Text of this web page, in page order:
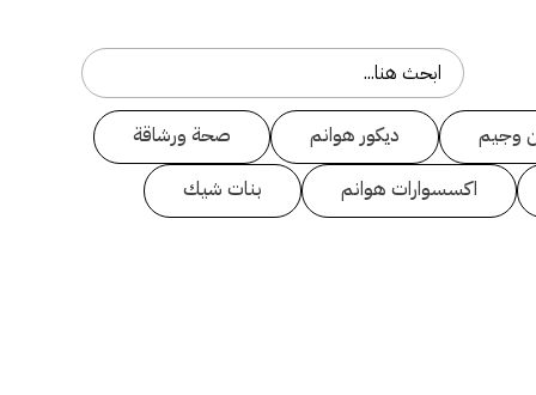
وجيم ديكور هوانم
صحة ورشاقة
اكسسوارات هوانم
بنات شيك